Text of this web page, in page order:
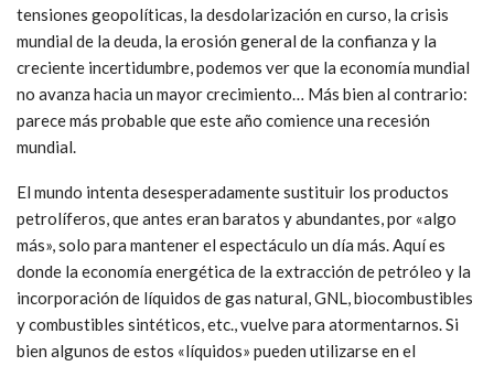
tensiones geopolíticas, la desdolarización en curso, la crisis
mundial de la deuda, la erosión general de la confianza y la
creciente incertidumbre, podemos ver que la economía mundial
no avanza hacia un mayor crecimiento… Más bien al contrario:
parece más probable que este año comience una recesión
mundial.
El mundo intenta desesperadamente sustituir los productos
petrolíferos, que antes eran baratos y abundantes, por «algo
más», solo para mantener el espectáculo un día más. Aquí es
donde la economía energética de la extracción de petróleo y la
incorporación de líquidos de gas natural, GNL, biocombustibles
y combustibles sintéticos, etc., vuelve para atormentarnos. Si
bien algunos de estos «líquidos» pueden utilizarse en el